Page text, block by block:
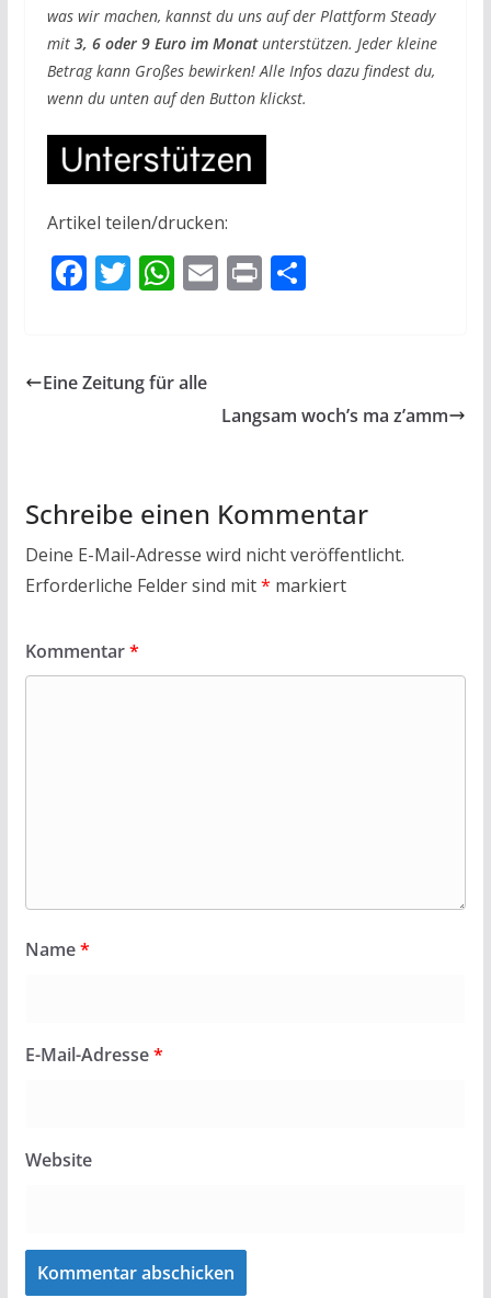
was wir machen, kannst du uns auf der Plattform Steady
mit 3, 6 oder 9 Euro im Monatunterstützen. Jeder kleine
Betrag kann Großes bewirken! Alle Infos dazu findest du,
wenn du unten auf den Button klickst.
Artikel teilen/drucken:
F
ac
b
T
w
er
W
h
s
E
m
Pr
in
T
Eine Zeitung für alle
Langsam woch’s ma z’amm
Schreibe einen Kommentar
Deine E-Mail-Adresse wird nicht veröffentlicht.
Erforderliche Felder sind mit* markiert
Kommentar*
Name*
E-Mail-Adresse*
Website